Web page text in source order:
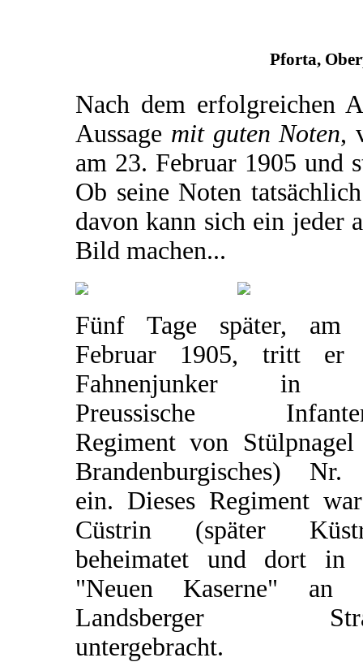
Pforta,
Nach dem erfolgreichen
Aussage mit guten Noten,
am 23. Februar 1905 und
Ob seine Noten
davon kann sich ein jeder
Bild machen...
Fünf Tage später, am
Februar 1905, tritt er
Fahnenjunker in
Preussische
Regiment von
Brandenburgisches)
ein. Dieses Regiment
Cüstrin (später
beheimatet und dort in
"Neuen Kaserne" an
Landsberger
untergebracht.